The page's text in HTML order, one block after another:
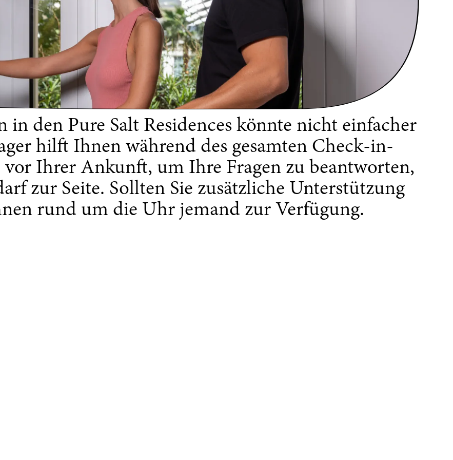
in den Pure Salt Residences könnte nicht einfacher
hilft Ihnen während des gesamten Check-in-
vor Ihrer Ankunft, um Ihre Fragen zu beantworten,
zur Seite. Sollten Sie zusätzliche Unterstützung
rund um die Uhr jemand zur Verfügung.